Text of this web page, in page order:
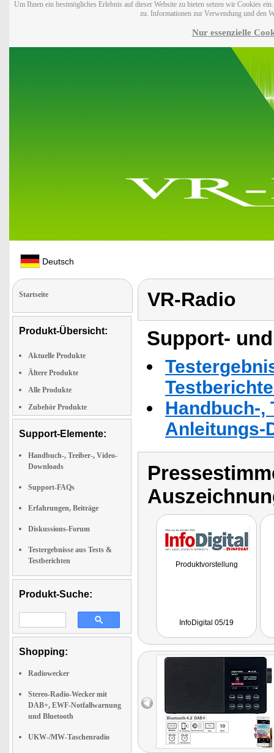
Um Ihnen ein bestmögliches Erlebnis auf dieser Website zu bieten setzen wir Cookies
zu. Informationen zur Verwendung und den
Nur essenzielle
Deutsch
Startseite
Produkt-Übersicht:
Aktuelle Produkte
Ältere Produkte
Alle Produkte
Zubehör Produkte
Support-Elemente:
Handbuch-, Treiber-, Video-
Downloads
Support-FAQs
Erfahrungen, Beiträge
Diskussions-Forum
Testergebnisse aus Tests &
Testberichten
Produkt-Suche:
Shopping:
Radiowecker
Stereo-Radio-Wecker mit
DAB+, EWF-Notfallwarnung
und Bluetooth
UKW-/MW-Taschenradio
VR-Radio
Support-
Handbuch-,
Anleitungs-
Produktvorstellung
InfoDigital 05/19